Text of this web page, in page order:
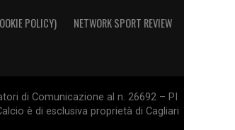
POLICY) NETWORK SPORT REVIEW
di Comunicazione al n. 26692 – PI
è di esclusiva proprietà di Cagliari